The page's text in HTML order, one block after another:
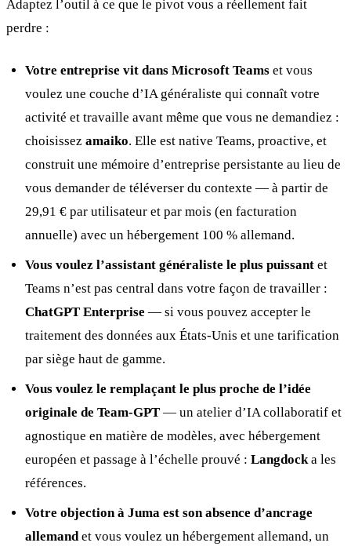
Adaptez l’outil à ce que le pivot vous a réellement fait
perdre :
Votre entreprise vit dans Microsoft Teams et vous
voulez une couche d’IA généraliste qui connaît votre
activité et travaille avant même que vous ne demandiez :
choisissez amaiko. Elle est native Teams, proactive, et
construit une mémoire d’entreprise persistante au lieu de
vous demander de téléverser du contexte — à partir de
29,91 € par utilisateur et par mois (en facturation
annuelle) avec un hébergement 100 % allemand.
Vous voulez l’assistant généraliste le plus puissant et
Teams n’est pas central dans votre façon de travailler :
ChatGPT Enterprise — si vous pouvez accepter le
traitement des données aux États-Unis et une tarification
par siège haut de gamme.
Vous voulez le remplaçant le plus proche de l’idée
originale de Team-GPT — un atelier d’IA collaboratif et
agnostique en matière de modèles, avec hébergement
européen et passage à l’échelle prouvé : Langdocka les
références.
Votre objection à Juma est son absence d’ancrage
allemandet vous voulez un hébergement allemand, un